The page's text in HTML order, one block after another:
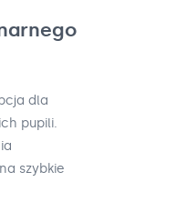
dla
pupili.
szybkie